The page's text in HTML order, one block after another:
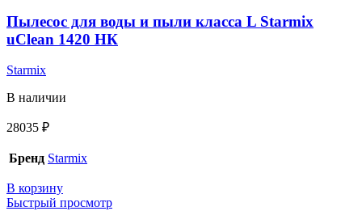
Пылесос для воды и пыли класса L Starmix
uClean 1420 НК
Starmix
В наличии
28035 ₽
Бренд Starmix
В корзину
Быстрый просмотр